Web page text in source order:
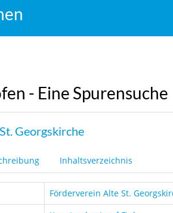
- Eine Spurensuche
Georgskirche
Inhaltsverzeichnis
Förderverein Alte St.